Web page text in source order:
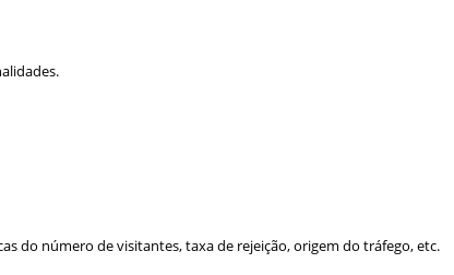
do número de visitantes, taxa de rejeição, origem do tráfego, etc.